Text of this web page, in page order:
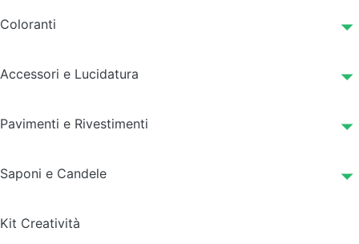
Coloranti
Accessori e Lucidatura
Pavimenti e Rivestimenti
Saponi e Candele
Kit Creatività